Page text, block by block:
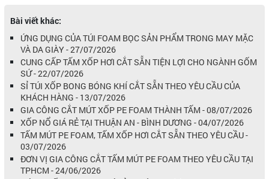
Bài viết khác:
ỨNG DỤNG CỦA TÚI FOAM BỌC SẢN PHẨM TRONG MAY MẶC
VÀ DA GIÀY - 27/07/2026
CUNG CẤP TẤM XỐP HƠI CẮT SẴN TIỆN LỢI CHO NGÀNH GỐM
SỨ - 22/07/2026
SỈ TÚI XỐP BONG BÓNG KHÍ CẮT SẴN THEO YÊU CẦU CỦA
KHÁCH HÀNG - 13/07/2026
GIA CÔNG CẮT MÚT XỐP PE FOAM THÀNH TẤM - 08/07/2026
XỐP NỔ GIÁ RẺ TẠI THUẬN AN - BÌNH DƯƠNG - 04/07/2026
TẤM MÚT PE FOAM, TẤM XỐP HƠI CẮT SẴN THEO YÊU CẦU -
03/07/2026
ĐƠN VỊ GIA CÔNG CẮT TẤM MÚT PE FOAM THEO YÊU CẦU TẠI
TPHCM - 24/06/2026